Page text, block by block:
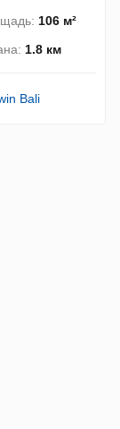
106 м²
1.8 км
Bali